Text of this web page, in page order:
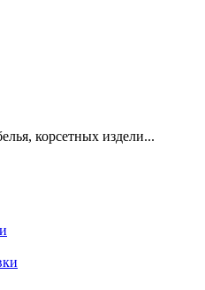
корсетных издели...